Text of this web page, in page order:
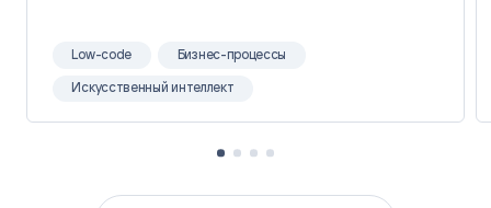
Low-code Бизнес-процессы
Искусственный интеллект